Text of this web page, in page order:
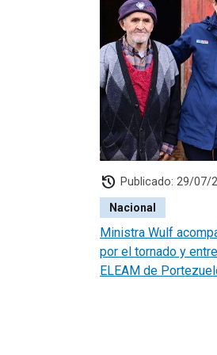
history Publicado: 29/07/
Nacional
Ministra Wulf
por el tornado y
ELEAM de